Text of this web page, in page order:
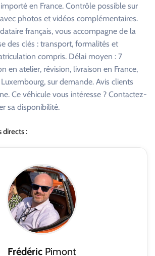
en France. Contrôle possible sur
photos et vidéos complémentaires.
français, vous accompagne de la
des clés : transport, formalités et
compris. Délai moyen : 7
en atelier, révision, livraison en France,
sur demande. Avis clients
Ce véhicule vous intéresse ? Contactez-
sa disponibilité.
directs :
Frédéric Pimont